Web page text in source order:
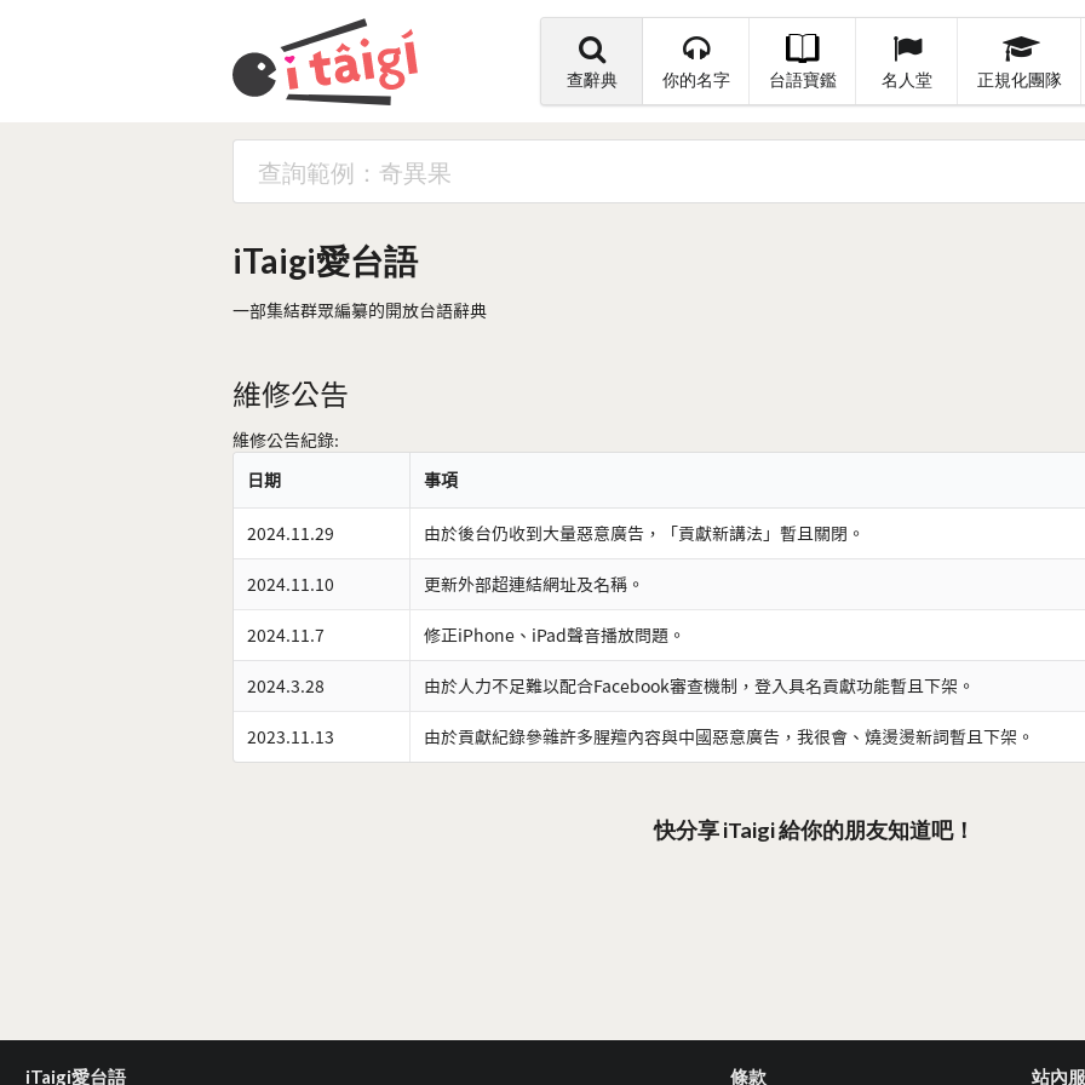
查辭典 你的名字 台語寶鑑 名人堂 正規化團隊
iTaigi愛台語
一部集結群眾編纂的開放台語辭典
維修公告
維修公告紀錄:
日期
事項
2024.11.29 由於後台仍收到大量惡意廣告，「貢獻新講法」暫且關閉。
2024.11.10 更新外部超連結網址及名稱。
2024.11.7 修正iPhone、iPad聲音播放問題。
2024.3.28 由於人力不足難以配合Facebook審查機制，登入具名貢獻功能暫且下架。
2023.11.13 由於貢獻紀錄參雜許多腥羶內容與中國惡意廣告，我很會、燒燙燙新詞暫且下架。
快分享 iTaigi 給你的朋友知道吧！
iTaigi愛台語 條款 站內